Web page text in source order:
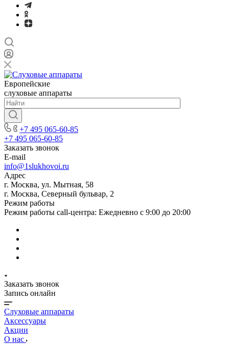
Европейские
слуховые аппараты
+7 495 065-60-85
+7 495 065-60-85
Заказать звонок
E-mail
info@1slukhovoi.ru
Адрес
г. Москва, ул. Мытная, 58
г. Москва, Северный бульвар, 2
Режим работы
Режим работы call-центра: Ежедневно с 9:00 до 20:00
Заказать звонок
Запись онлайн
Слуховые аппараты
Аксессуары
Акции
О нас